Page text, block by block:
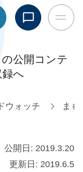
公開コンテ
録へ
ウォッチ まも
公開日: 2019.3.20
更新日: 2019.6.5